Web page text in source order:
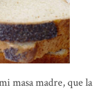
masa madre, que la